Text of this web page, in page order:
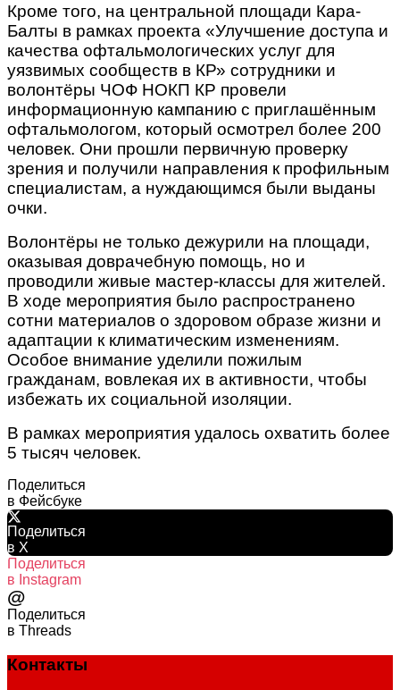
Кроме того, на центральной площади Кара-
Балты в рамках проекта «Улучшение доступа и
качества офтальмологических услуг для
уязвимых сообществ в КР» сотрудники и
волонтёры ЧОФ НОКП КР провели
информационную кампанию с приглашённым
офтальмологом, который осмотрел более 200
человек. Они прошли первичную проверку
зрения и получили направления к профильным
специалистам, а нуждающимся были выданы
очки.
Волонтёры не только дежурили на площади,
оказывая доврачебную помощь, но и
проводили живые мастер-классы для жителей.
В ходе мероприятия было распространено
сотни материалов о здоровом образе жизни и
адаптации к климатическим изменениям.
Особое внимание уделили пожилым
гражданам, вовлекая их в активности, чтобы
избежать их социальной изоляции.
В рамках мероприятия удалось охватить более
5 тысяч человек.
Поделиться
в Фейсбуке
Поделиться
в X
Поделиться
в Instagram
@
Поделиться
в Threads
Контакты